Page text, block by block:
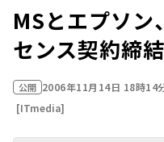
MSとエプソン
センス契約締結
公開 2006年11月14日 18時14
[ITmedia]